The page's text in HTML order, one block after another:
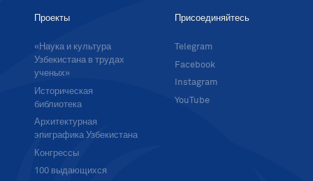
Проекты
«Наука и культура
Узбекистана в трудах
ученых»
Историческая
библиотека
Архитектурная
эпиграфика Узбекистана
Конгрессы
100 выдающихся
Присоединяйтесь
Telegram
Facebook
Instagram
YouTube